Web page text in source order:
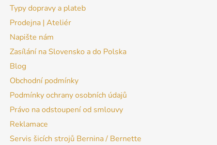
Typy dopravy a plateb
Prodejna | Ateliér
Napište nám
Zasílání na Slovensko a do Polska
Blog
Obchodní podmínky
Podmínky ochrany osobních údajů
Právo na odstoupení od smlouvy
Reklamace
Servis šicích strojů Bernina / Bernette